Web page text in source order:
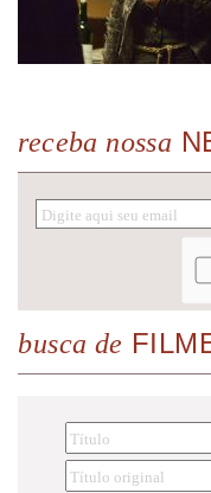
receba nossa
busca de